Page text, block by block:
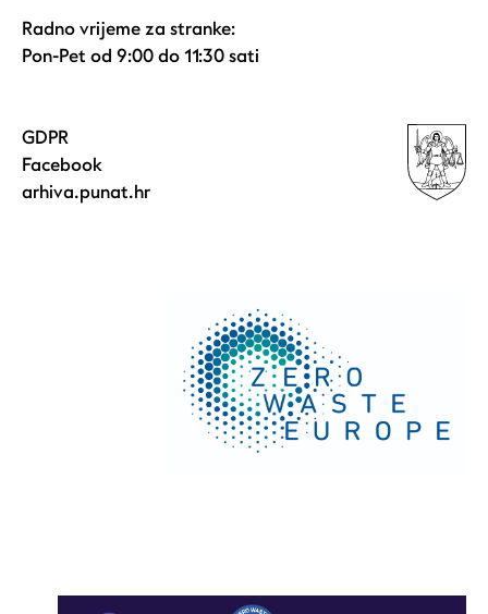
Radno vrijeme za stranke:
Pon-Pet od 9:00 do 11:30 sati
GDPR
Facebook
arhiva.punat.hr